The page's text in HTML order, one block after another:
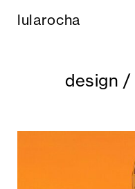
lula rocha
design /